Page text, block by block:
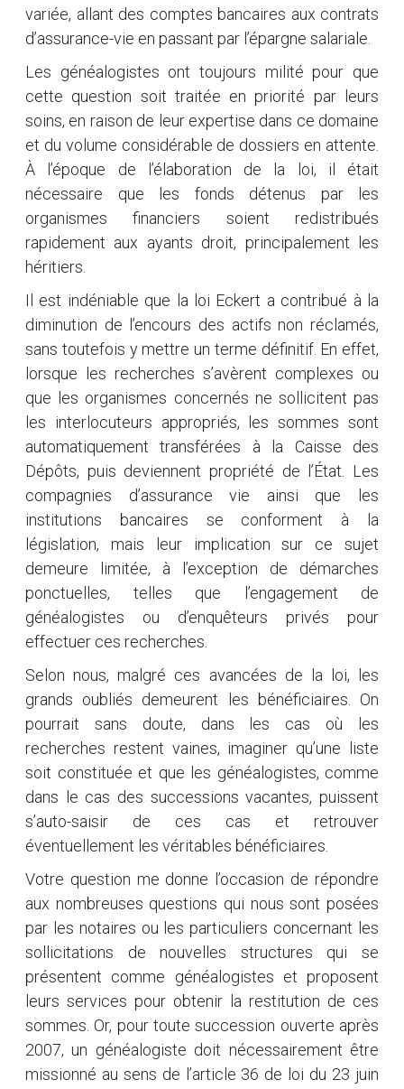
variée, allant des comptes bancaires aux contrats
d’assurance-vie en passant par l’épargne salariale.
Les généalogistes ont toujours milité pour que
cette question soit traitée en priorité par leurs
soins, en raison de leur expertise dans ce domaine
et du volume considérable de dossiers en attente.
À l’époque de l’élaboration de la loi, il était
nécessaire que les fonds détenus par les
organismes financiers soient redistribués
rapidement aux ayants droit, principalement les
héritiers.
Il est indéniable que la loi Eckert a contribué à la
diminution de l’encours des actifs non réclamés,
sans toutefois y mettre un terme définitif. En effet,
lorsque les recherches s’avèrent complexes ou
que les organismes concernés ne sollicitent pas
les interlocuteurs appropriés, les sommes sont
automatiquement transférées à la Caisse des
Dépôts, puis deviennent propriété de l’État. Les
compagnies d’assurance vie ainsi que les
institutions bancaires se conforment à la
législation, mais leur implication sur ce sujet
demeure limitée, à l’exception de démarches
ponctuelles, telles que l’engagement de
généalogistes ou d’enquêteurs privés pour
effectuer ces recherches.
Selon nous, malgré ces avancées de la loi, les
grands oubliés demeurent les bénéficiaires. On
pourrait sans doute, dans les cas où les
recherches restent vaines, imaginer qu’une liste
soit constituée et que les généalogistes, comme
dans le cas des successions vacantes, puissent
s’auto-saisir de ces cas et retrouver
éventuellement les véritables bénéficiaires.
Votre question me donne l’occasion de répondre
aux nombreuses questions qui nous sont posées
par les notaires ou les particuliers concernant les
sollicitations de nouvelles structures qui se
présentent comme généalogistes et proposent
leurs services pour obtenir la restitution de ces
sommes. Or, pour toute succession ouverte après
2007, un généalogiste doit nécessairement être
missionné au sens de l’article 36 de loi du 23 juin